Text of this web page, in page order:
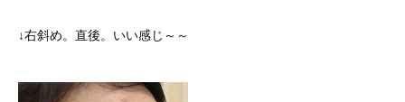
↓右斜め。直後。いい感じ～～